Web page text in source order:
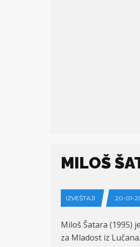
MILOŠ
IZVEŠTAJI 20-01-
Miloš Šatara (1995)
za Mladost iz